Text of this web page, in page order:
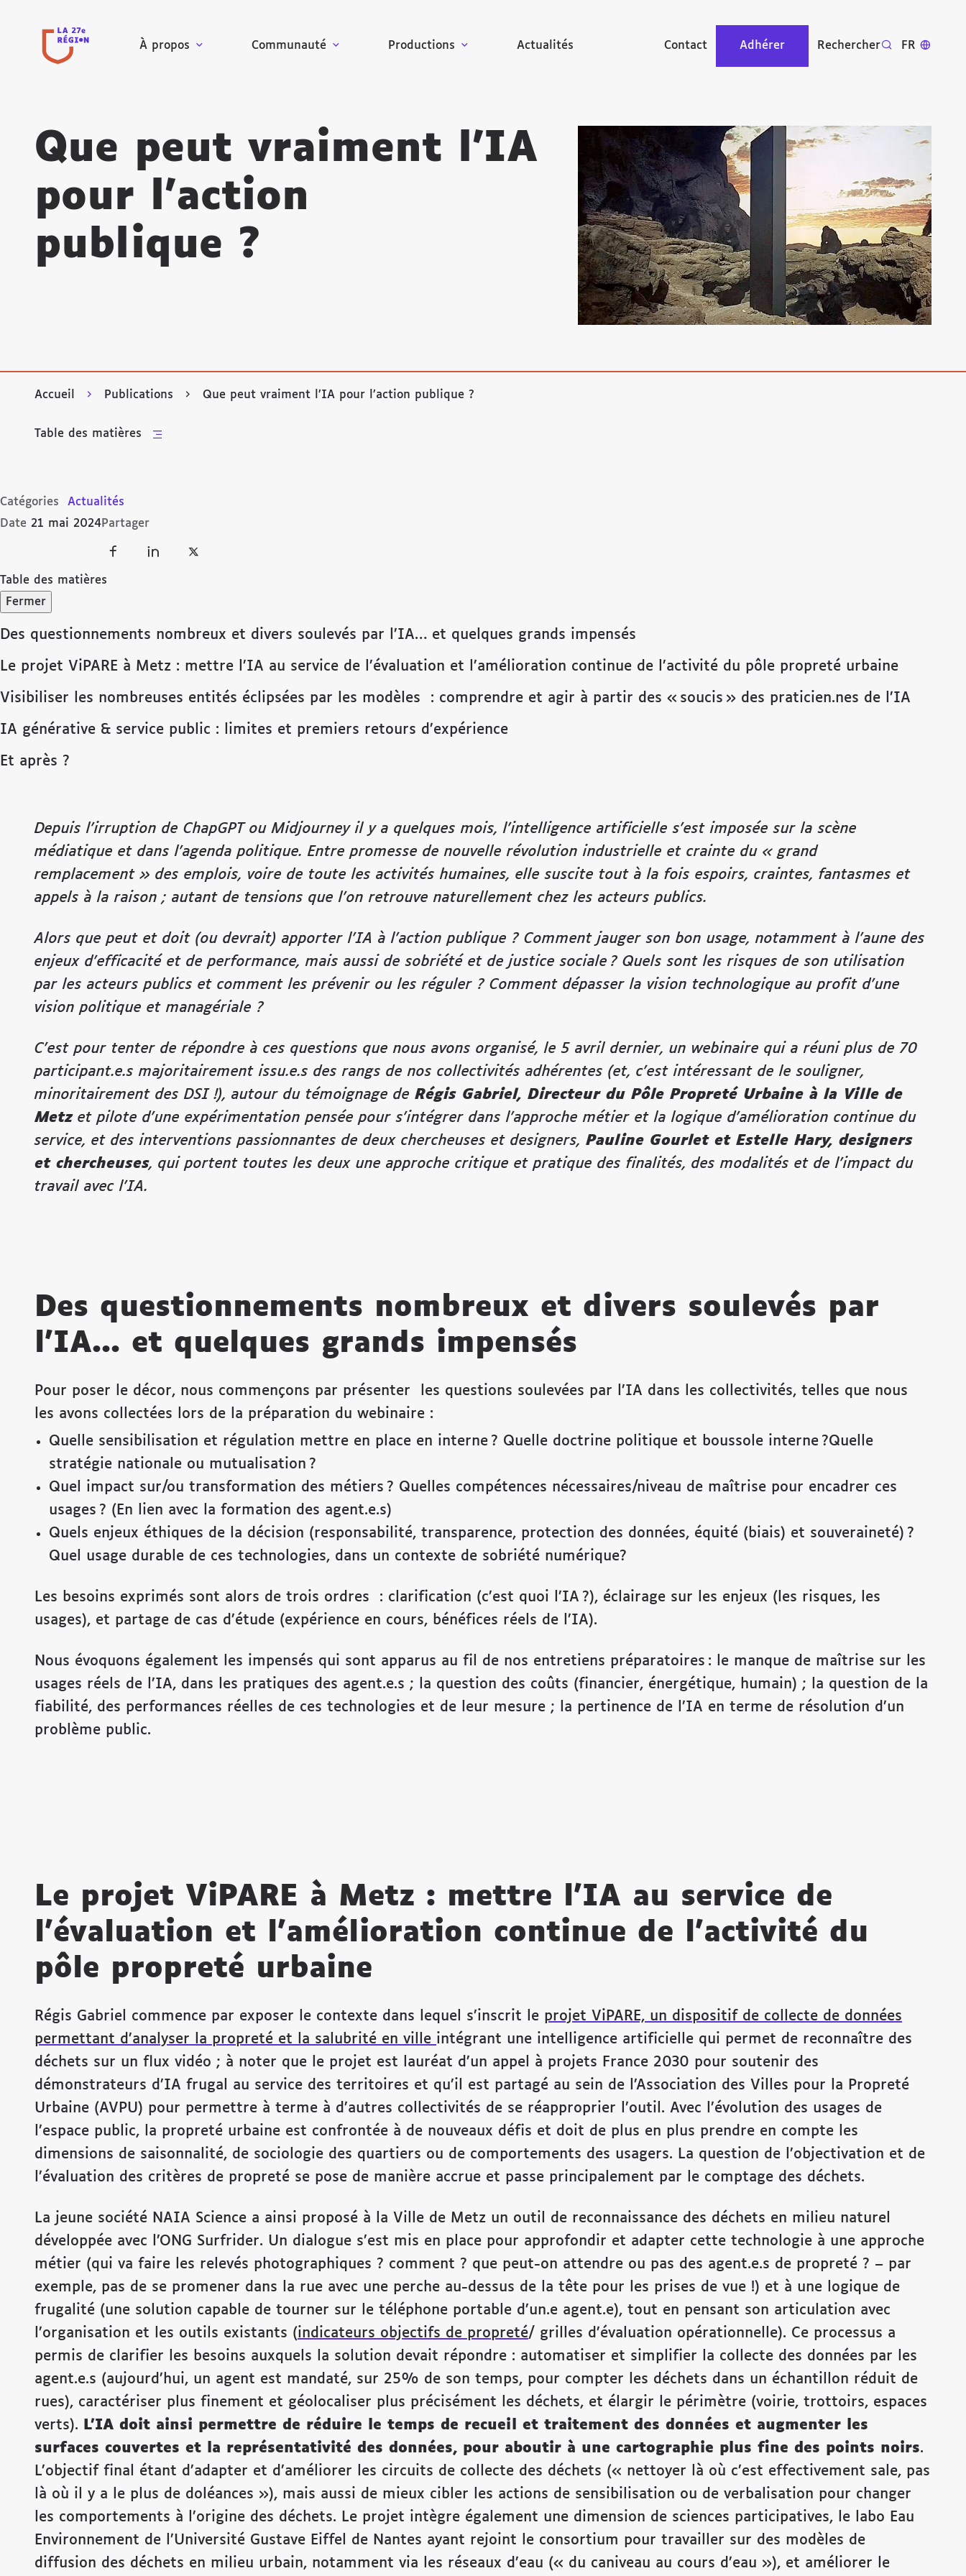
À propos Communauté Productions Actualités Contact Adhérer Rechercher FR
Que peut vraiment l’IA
pour l’action
publique ?
Agrandir
Accueil Publications Que peut vraiment l’IA pour l’action publique ?
Table des matières
Catégories
Actualités
Date 21 mai 2024Partager
Table des matières
Fermer
Des questionnements nombreux et divers soulevés par l’IA… et quelques grands impensés
Le projet ViPARE à Metz : mettre l’IA au service de l’évaluation et l’amélioration continue de l’activité du pôle propreté urbaine
Visibiliser les nombreuses entités éclipsées par les modèles : comprendre et agir à partir des « soucis » des praticien.nes de l’IA
IA générative & service public : limites et premiers retours d’expérience
Et après ?
Depuis l’irruption de ChapGPT ou Midjourney il y a quelques mois, l’intelligence artificielle s’est imposée sur la scène
médiatique et dans l’agenda politique. Entre promesse de nouvelle révolution industrielle et crainte du « grand
remplacement » des emplois, voire de toute les activités humaines, elle suscite tout à la fois espoirs, craintes, fantasmes et
appels à la raison ; autant de tensions que l’on retrouve naturellement chez les acteurs publics.
Alors que peut et doit (ou devrait) apporter l’IA à l’action publique ? Comment jauger son bon usage, notamment à l’aune des
enjeux d’efficacité et de performance, mais aussi de sobriété et de justice sociale ? Quels sont les risques de son utilisation
par les acteurs publics et comment les prévenir ou les réguler ? Comment dépasser la vision technologique au profit d’une
vision politique et managériale ?
C’est pour tenter de répondre à ces questions que nous avons organisé, le 5 avril dernier, un webinaire qui a réuni plus de 70
participant.e.s majoritairement issu.e.s des rangs de nos collectivités adhérentes (et, c’est intéressant de le souligner,
minoritairement des DSI !), autour du témoignage de Régis Gabriel, Directeur du Pôle Propreté Urbaine à la Ville de
Metzet pilote d’une expérimentation pensée pour s’intégrer dans l’approche métier et la logique d’amélioration continue du
service, et des interventions passionnantes de deux chercheuses et designers, Pauline Gourlet et Estelle Hary, designers
et chercheuses, qui portent toutes les deux une approche critique et pratique des finalités, des modalités et de l’impact du
travail avec l’IA.
Des questionnements nombreux et divers soulevés par
l’IA… et quelques grands impensés
Pour poser le décor, nous commençons par présenter les questions soulevées par l’IA dans les collectivités, telles que nous
les avons collectées lors de la préparation du webinaire :
Quelle sensibilisation et régulation mettre en place en interne ? Quelle doctrine politique et boussole interne ?Quelle
stratégie nationale ou mutualisation ?
Quel impact sur/ou transformation des métiers ? Quelles compétences nécessaires/niveau de maîtrise pour encadrer ces
usages ? (En lien avec la formation des agent.e.s)
Quels enjeux éthiques de la décision (responsabilité, transparence, protection des données, équité (biais) et souveraineté) ?
Quel usage durable de ces technologies, dans un contexte de sobriété numérique?
Les besoins exprimés sont alors de trois ordres : clarification (c’est quoi l’IA ?), éclairage sur les enjeux (les risques, les
usages), et partage de cas d’étude (expérience en cours, bénéfices réels de l’IA).
Nous évoquons également les impensés qui sont apparus au fil de nos entretiens préparatoires : le manque de maîtrise sur les
usages réels de l’IA, dans les pratiques des agent.e.s ; la question des coûts (financier, énergétique, humain) ; la question de la
fiabilité, des performances réelles de ces technologies et de leur mesure ; la pertinence de l’IA en terme de résolution d’un
problème public.
Le projet ViPARE à Metz : mettre l’IA au service de
l’évaluation et l’amélioration continue de l’activité du
pôle propreté urbaine
Régis Gabriel commence par exposer le contexte dans lequel s’inscrit le projet ViPARE, un dispositif de collecte de données
permettant d’analyser la propreté et la salubrité en ville intégrant une intelligence artificielle qui permet de reconnaître des
déchets sur un flux vidéo ; à noter que le projet est lauréat d’un appel à projets France 2030 pour soutenir des
démonstrateurs d’IA frugal au service des territoires et qu’il est partagé au sein de l’Association des Villes pour la Propreté
Urbaine (AVPU) pour permettre à terme à d’autres collectivités de se réapproprier l’outil. Avec l’évolution des usages de
l’espace public, la propreté urbaine est confrontée à de nouveaux défis et doit de plus en plus prendre en compte les
dimensions de saisonnalité, de sociologie des quartiers ou de comportements des usagers. La question de l’objectivation et de
l’évaluation des critères de propreté se pose de manière accrue et passe principalement par le comptage des déchets.
La jeune société NAIA Science a ainsi proposé à la Ville de Metz un outil de reconnaissance des déchets en milieu naturel
développée avec l’ONG Surfrider. Un dialogue s’est mis en place pour approfondir et adapter cette technologie à une approche
métier (qui va faire les relevés photographiques ? comment ? que peut-on attendre ou pas des agent.e.s de propreté ? – par
exemple, pas de se promener dans la rue avec une perche au-dessus de la tête pour les prises de vue !) et à une logique de
frugalité (une solution capable de tourner sur le téléphone portable d’un.e agent.e), tout en pensant son articulation avec
l’organisation et les outils existants (indicateurs objectifs de propreté/ grilles d’évaluation opérationnelle). Ce processus a
permis de clarifier les besoins auxquels la solution devait répondre : automatiser et simplifier la collecte des données par les
agent.e.s (aujourd’hui, un agent est mandaté, sur 25% de son temps, pour compter les déchets dans un échantillon réduit de
rues), caractériser plus finement et géolocaliser plus précisément les déchets, et élargir le périmètre (voirie, trottoirs, espaces
verts).
L’IA doit ainsi permettre de réduire le temps de recueil et traitement des données et augmenter les
surfaces couvertes et la représentativité des données, pour aboutir à une cartographie plus fine des points noirs.
L’objectif final étant d’adapter et d’améliorer les circuits de collecte des déchets (« nettoyer là où c’est effectivement sale, pas
là où il y a le plus de doléances »), mais aussi de mieux cibler les actions de sensibilisation ou de verbalisation pour changer
les comportements à l’origine des déchets. Le projet intègre également une dimension de sciences participatives, le labo Eau
Environnement de l’Université Gustave Eiffel de Nantes ayant rejoint le consortium pour travailler sur des modèles de
diffusion des déchets en milieu urbain, notamment via les réseaux d’eau (« du caniveau au cours d’eau »), et améliorer le